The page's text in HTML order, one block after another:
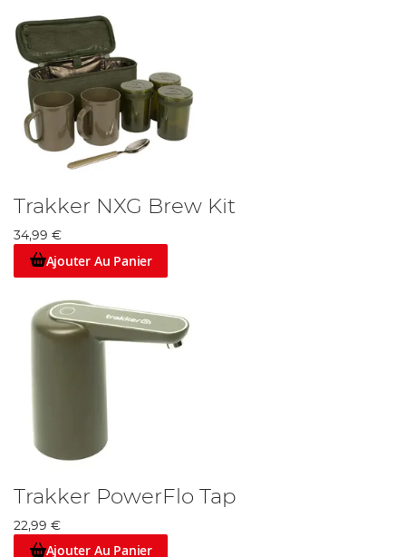
Trakker NXG Brew Kit
34,99 €
Ajouter Au Panier
Trakker PowerFlo Tap
22,99 €
Ajouter Au Panier